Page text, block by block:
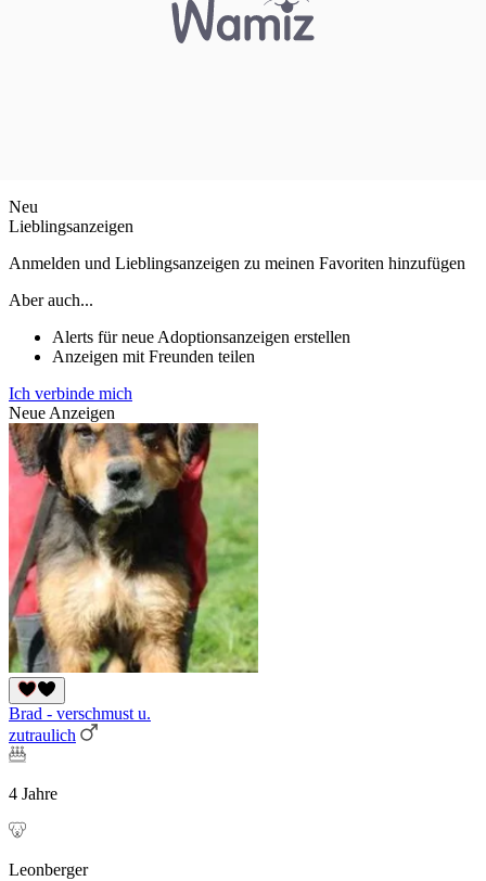
Neu
Lieblingsanzeigen
Anmelden und Lieblingsanzeigen zu meinen Favoriten hinzufügen
Aber auch...
Alerts für neue Adoptionsanzeigen erstellen
Anzeigen mit Freunden teilen
Ich verbinde mich
Neue Anzeigen
Brad - verschmust u.
zutraulich
4 Jahre
Leonberger